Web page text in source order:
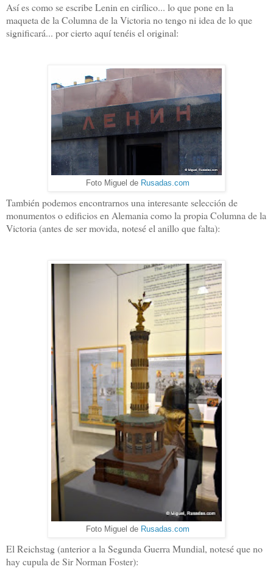
Así es como se escribe Lenin en cirílico... lo que pone en la
maqueta de la Columna de la Victoria no tengo ni idea de lo que
significará... por cierto aquí tenéis el original:
Foto Miguel de Rusadas.com
También podemos encontrarnos una interesante selección de
monumentos o edificios en Alemania como la propia Columna de la
Victoria (antes de ser movida, notesé el anillo que falta):
Foto Miguel de Rusadas.com
El Reichstag (anterior a la Segunda Guerra Mundial, notesé que no
hay cupula de Sir Norman Foster):